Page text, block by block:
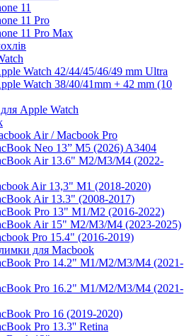
11
11 Pro
11 Pro Max
Watch 42/44/45/46/49 mm Ultra
Watch 38/40/41mm + 42 mm (10
Apple Watch
Air / Macbook Pro
Neo 13” M5 (2026) A3404
Air 13.6" M2/M3/М4 (2022-
Air 13,3" M1 (2018-2020)
Air 13.3" (2008-2017)
Pro 13" M1/M2 (2016-2022)
Air 15" M2/M3/M4 (2023-2025)
Pro 15.4" (2016-2019)
для Macbook
Pro 14.2" M1/M2/M3/M4 (2021-
Pro 16.2" M1/M2/M3/M4 (2021-
Pro 16 (2019-2020)
Pro 13.3'' Retina